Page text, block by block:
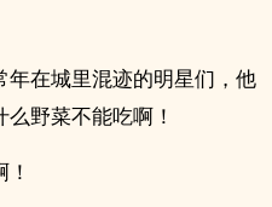
在城里混迹的明星们，他
野菜不能吃啊！